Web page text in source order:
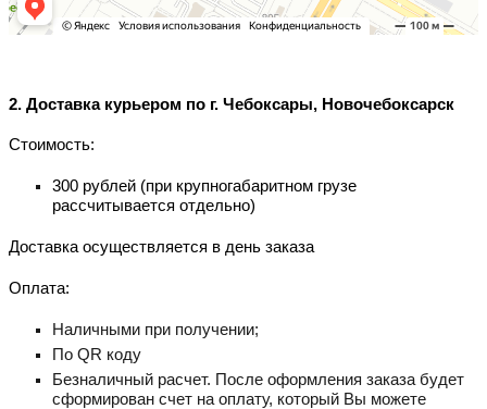
2. Доставка курьером по г. Чебоксары, Новочебоксарск
Стоимость:
300 рублей (при крупногабаритном грузе
рассчитывается отдельно)
Доставка осуществляется в день заказа
Оплата:
Наличными при получении;
По QR коду
Безналичный расчет. После оформления заказа будет
сформирован счет на оплату, который Вы можете